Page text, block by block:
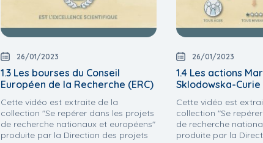
26/01/2023
1.3 Les bourses du Conseil
Européen de la Recherche (ERC)
Cette vidéo est extraite de la
collection "Se repérer dans les projets
de recherche nationaux et européens"
produite par la Direction des projets
26/01/2023
1.4 Les actions
Sklodowska-Curie
Cette vidéo est
collection "Se
de recherche
produite par la